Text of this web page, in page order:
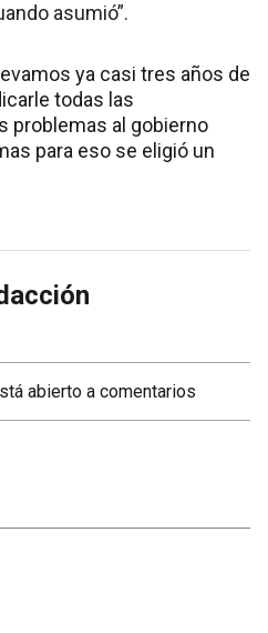
asumió”.
ya casi tres años de
todas las
problemas al gobierno
para eso se eligió un
abierto a comentarios